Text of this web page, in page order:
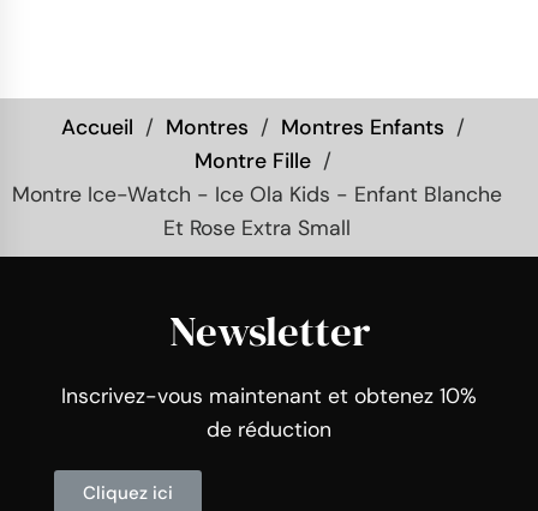
Accueil Montres
Montres Enfants
Montre Fille
Montre Ice-Watch - Ice Ola Kids - Enfant Blanche
Et Rose Extra Small
Newsletter
Inscrivez-vous maintenant et obtenez 10%
de réduction
Cliquez ici